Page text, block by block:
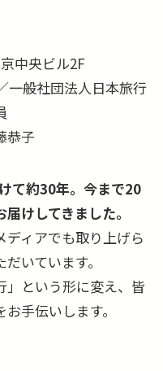
中央ビル2F
一般社団法人日本旅行
恭子
て約30年。今まで20
けしてきました。
ィアでも取り上げら
いています。
」という形に変え、皆
手伝いします。